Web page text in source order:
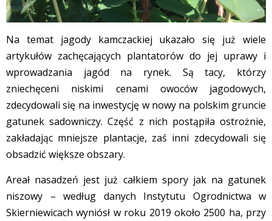
Na temat jagody kamczackiej ukazało się już wiele
artykułów zachęcających plantatorów do jej uprawy i
wprowadzania jagód na rynek. Są tacy, którzy
zniechęceni niskimi cenami owoców jagodowych,
zdecydowali się na inwestycję w nowy na polskim gruncie
gatunek sadowniczy. Część z nich postąpiła ostrożnie,
zakładając mniejsze plantacje, zaś inni zdecydowali się
obsadzić większe obszary.
Areał nasadzeń jest już całkiem spory jak na gatunek
niszowy – według danych Instytutu Ogrodnictwa w
Skierniewicach wyniósł w roku 2019 około 2500 ha, przy